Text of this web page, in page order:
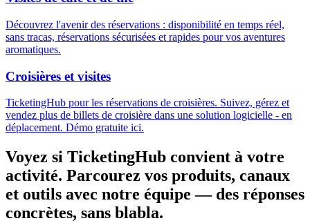
Découvrez l'avenir des réservations : disponibilité en temps réel,
sans tracas, réservations sécurisées et rapides pour vos aventures
aromatiques.
Croisières et visites
TicketingHub pour les réservations de croisières. Suivez, gérez et
vendez plus de billets de croisière dans une solution logicielle - en
déplacement. Démo gratuite ici.
Voyez si TicketingHub convient à votre
activité. Parcourez vos produits, canaux
et outils avec notre équipe — des réponses
concrètes, sans blabla.